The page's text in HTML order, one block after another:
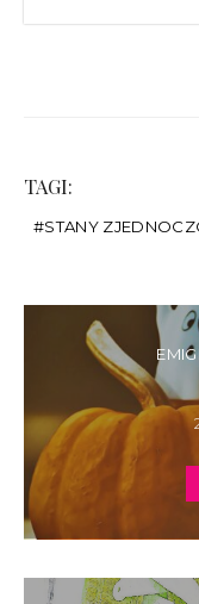
TAGI:
STANY